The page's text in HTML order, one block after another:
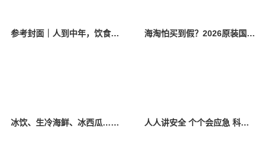
参考封面｜人到中年，饮食该如何调整？ 海淘怕买到假？2026原装国产羊奶粉靠谱的正规品牌有哪些？
冰饮、生冷海鲜、冰西瓜……泉州人夏季“标配”饮食极易引发胃肠炎 人人讲安全 个个会应急 科学应对防震避险